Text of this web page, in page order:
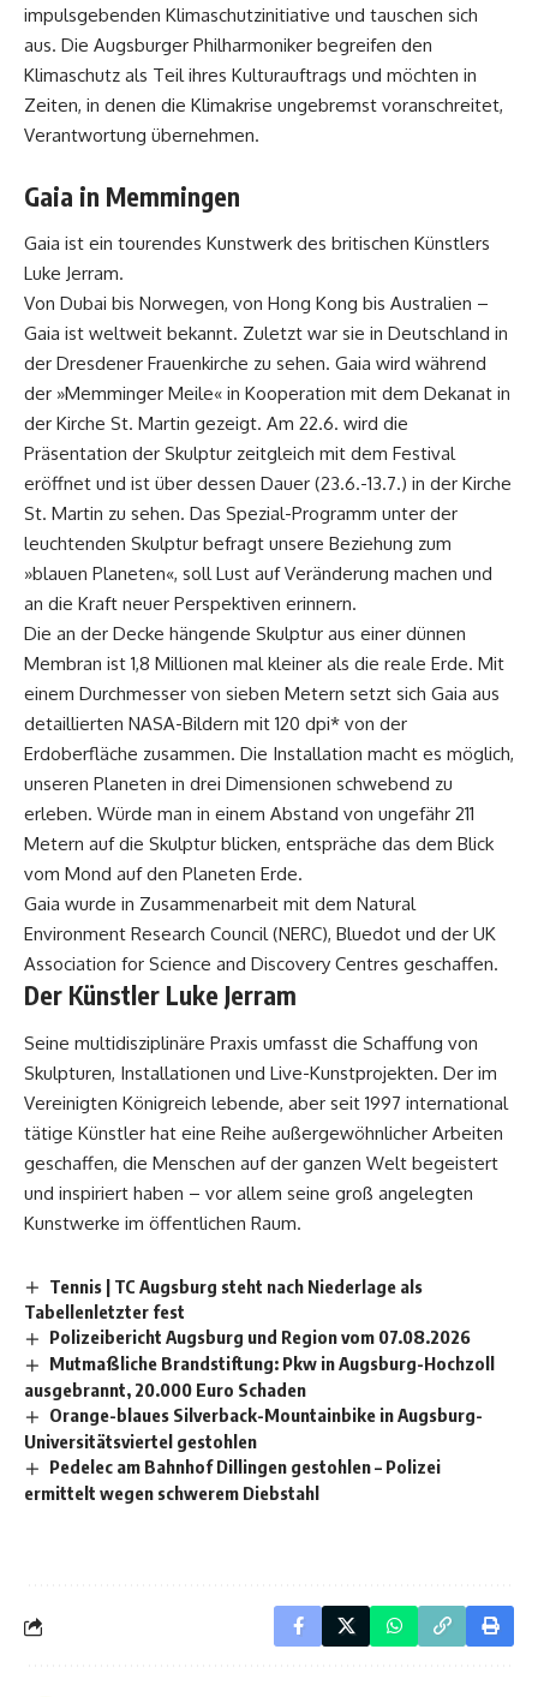
impulsgebenden Klimaschutzinitiative und tauschen sich
aus. Die Augsburger Philharmoniker begreifen den
Klimaschutz als Teil ihres Kulturauftrags und möchten in
Zeiten, in denen die Klimakrise ungebremst voranschreitet,
Verantwortung übernehmen.
Gaia in Memmingen
Gaia ist ein tourendes Kunstwerk des britischen Künstlers
Luke Jerram.
Von Dubai bis Norwegen, von Hong Kong bis Australien –
Gaia ist weltweit bekannt. Zuletzt war sie in Deutschland in
der Dresdener Frauenkirche zu sehen. Gaia wird während
der »Memminger Meile« in Kooperation mit dem Dekanat in
der Kirche St. Martin gezeigt. Am 22.6. wird die
Präsentation der Skulptur zeitgleich mit dem Festival
eröffnet und ist über dessen Dauer (23.6.-13.7.) in der Kirche
St. Martin zu sehen. Das Spezial-Programm unter der
leuchtenden Skulptur befragt unsere Beziehung zum
»blauen Planeten«, soll Lust auf Veränderung machen und
an die Kraft neuer Perspektiven erinnern.
Die an der Decke hängende Skulptur aus einer dünnen
Membran ist 1,8 Millionen mal kleiner als die reale Erde. Mit
einem Durchmesser von sieben Metern setzt sich Gaia aus
detaillierten NASA-Bildern mit 120 dpi* von der
Erdoberfläche zusammen. Die Installation macht es möglich,
unseren Planeten in drei Dimensionen schwebend zu
erleben. Würde man in einem Abstand von ungefähr 211
Metern auf die Skulptur blicken, entspräche das dem Blick
vom Mond auf den Planeten Erde.
Gaia wurde in Zusammenarbeit mit dem Natural
Environment Research Council (NERC), Bluedot und der UK
Association for Science and Discovery Centres geschaffen.
Der Künstler Luke Jerram
Seine multidisziplinäre Praxis umfasst die Schaffung von
Skulpturen, Installationen und Live-Kunstprojekten. Der im
Vereinigten Königreich lebende, aber seit 1997 international
tätige Künstler hat eine Reihe außergewöhnlicher Arbeiten
geschaffen, die Menschen auf der ganzen Welt begeistert
und inspiriert haben – vor allem seine groß angelegten
Kunstwerke im öffentlichen Raum.
Tennis | TC Augsburg steht nach Niederlage als
Tabellenletzter fest
Polizeibericht Augsburg und Region vom 07.08.2026
Mutmaßliche Brandstiftung: Pkw in Augsburg-Hochzoll
ausgebrannt, 20.000 Euro Schaden
Orange-blaues Silverback-Mountainbike in Augsburg-
Universitätsviertel gestohlen
Pedelec am Bahnhof Dillingen gestohlen – Polizei
ermittelt wegen schwerem Diebstahl